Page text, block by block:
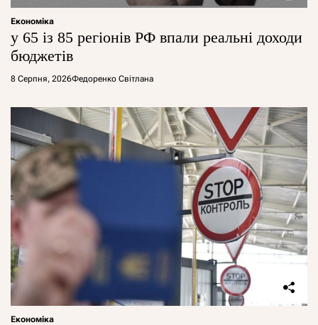
Економіка
у 65 із 85 регіонів РФ впали реальні доходи
бюджетів
8 Серпня, 2026Федоренко Світлана
Економіка